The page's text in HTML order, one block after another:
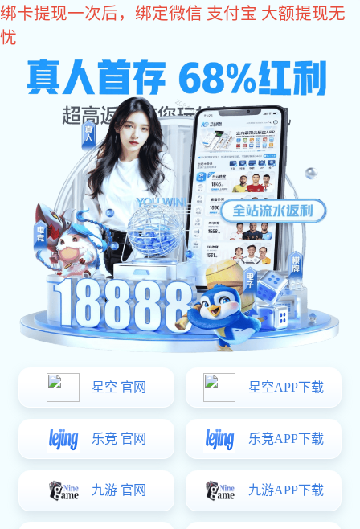
亿万28 400-618-1990
装备保障仿真系统 WILSIMU
对装备保障的要素和过程进行可视化建模、仿真推演和
分析评估